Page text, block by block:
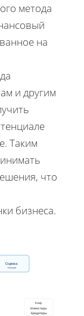
метода
на
и другим
Таким
что
бизнеса.
Оценка
текущая
Кому
Инвесторы
Кредиторы